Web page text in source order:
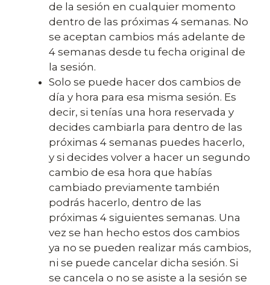
de la sesión en cualquier momento
dentro de las próximas 4 semanas. No
se aceptan cambios más adelante de
4 semanas desde tu fecha original de
la sesión.
Solo se puede hacer dos cambios de
día y hora para esa misma sesión. Es
decir, si tenías una hora reservada y
decides cambiarla para dentro de las
próximas 4 semanas puedes hacerlo,
y si decides volver a hacer un segundo
cambio de esa hora que habías
cambiado previamente también
podrás hacerlo, dentro de las
próximas 4 siguientes semanas. Una
vez se han hecho estos dos cambios
ya no se pueden realizar más cambios,
ni se puede cancelar dicha sesión. Si
se cancela o no se asiste a la sesión se